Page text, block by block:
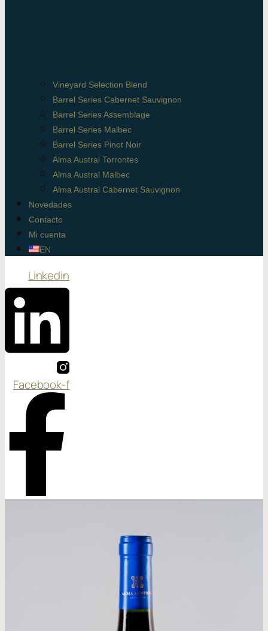
Vineyard Selection Blend
Barrel Series Cabernet Sauvignon
Barrel Series Assemblage
Barrel Series Malbec
Barrel Series Pinot Noir
Alma Austral Torrontes
Alma Austral Malbec
Alma Austral Cabernet Sauvignon
Novedades
Contacto
Mi cuenta
EN
Linkedin
Facebook-f